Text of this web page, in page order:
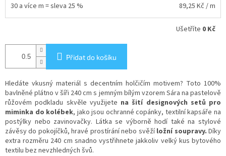
30 a více m = sleva 25 % 89,25 Kč / m
Ušetříte 0 Kč
Přidat do košíku
Hledáte vkusný materiál s decentním holčičím motivem? Toto 100%
bavlněné plátno v šíři 240 cm s jemným bílým vzorem Sára na pastelově
růžovém podkladu skvěle využijete na šití designových setů pro
miminka do kolébek, jako jsou ochranné copánky, textilní kapsáře na
postýlky nebo zavinovačky. Látka se výborně hodí také na stylové
závěsy do pokojíčků, hravé prostírání nebo svěžíložní soupravy. Díky
extra rozměru 240 cm snadno vystřihnete jakkoliv velký kus bytového
textilu bez nevzhledných švů.